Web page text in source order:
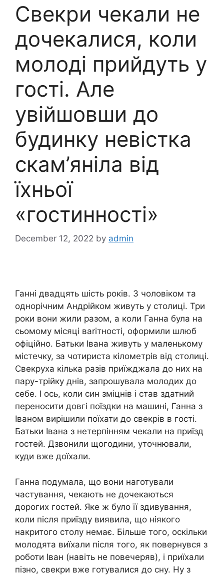
Свекри чекали не
дочекалися, коли
молоді прийдуть у
гості. Але
увійшовши до
будинку невістка
скам’яніла від
їхньої
«гостинності»
December 12, 2022 by admin
Ганні двадцять шість років. З чоловіком та
однорічним Андрійком живуть у столиці. Три
роки вони жили разом, а коли Ганна була на
сьомому місяці ваrітності, оформили шлюб
офіційно. Батьки Івана живуть у маленькому
містечку, за чотириста кілометрів від столиці.
Свекруха кілька разів приїжджала до них на
пару-трійку днів, запрошувала молодих до
себе. І ось, коли син зміцнів і став здатний
переносити довгі поїздки на машині, Ганна з
Іваном вирішили поїхати до свекрів в гості.
Батьки Івана з нетерпінням чекали на приїзд
гостей. Дзвонили щогодини, уточнювали,
куди вже доїхали.
Ганна подумала, що вони наготували
частування, чекають не дочекаються
дорогих гостей. Яке ж було її здивування,
коли після приїзду виявила, що ніякого
накритого столу немає. Більше того, оскільки
молодята виїхали після того, як повернувся з
роботи Іван (навіть не повечеряв), і приїхали
пізно, свекри вже готувалися до сну. Ну з